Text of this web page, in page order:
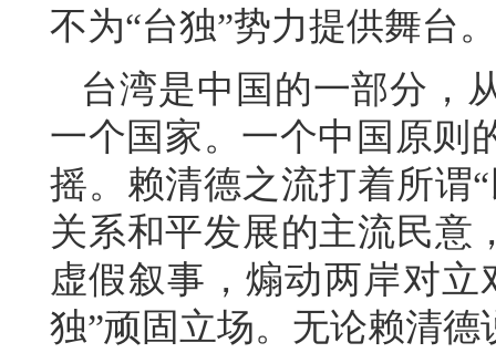
不为“台独”势力提供舞台。
台湾是中国的一部分，
一个国家。一个中国原则
摇。赖清德之流打着所谓
关系和平发展的主流民意
虚假叙事，煽动两岸对
独”顽固立场。无论赖清